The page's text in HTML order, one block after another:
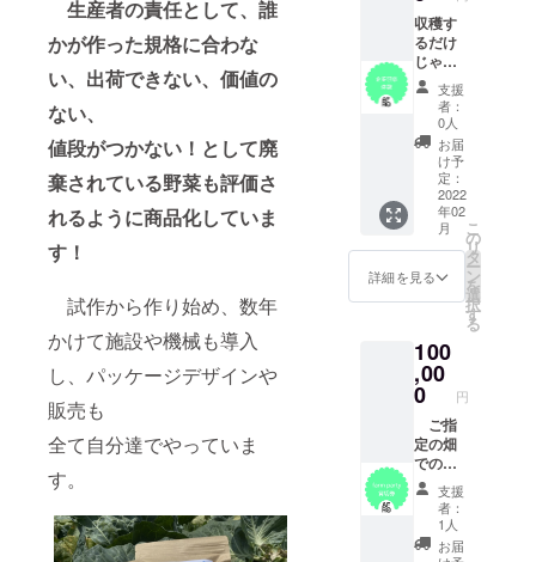
生産者の責任として、誰
かが作った規格に合わな
い、出荷できない、価値の
ない、
値段がつかない！ として廃
棄されている野菜も評価さ
れるように商品化していま
す！
試作から作り始め、数年
かけて施設や機械も導入
し、パッケージデザインや
販売も
全て自分達でやっていま
す。
円程度
の品と
レシピ
をお届
け致し
ます！
もお伺
いしま
す！※旅
費など
別途 ※
詳細は
後日打
合せに
て ：
セット
内容 / ア
フロ相
談・ア
フロ写
真集10
冊・お
手紙・
アフロ
ステッ
カー
収穫す
るだけ
じゃな
い！苗
植え・
草取
り・収
穫！３
回プラ
ン み
んなで
アフロ
を被り
チーム
ワーク
強化！
ら野菜
を生産
するこ
とで
食の大
切さを
感じで
いただ
けま
す。
SDGsへ
支援
者：
0人
お届
け予
定：
2022
年02
月
詳細を見る
こ
の
リ
タ
ー
ン
を
選
択
す
る
100
,00
0 円
ご指
定の畑
でのイ
ベン
ト・
パー
ティプ
支援
者：
1人
お届